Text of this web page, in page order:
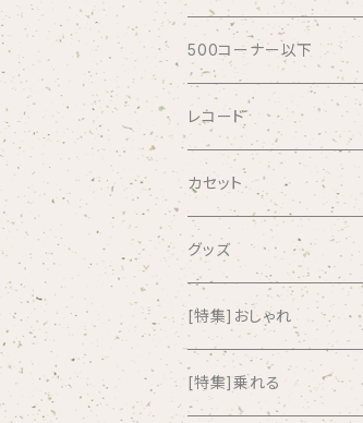
AFRICA
AGU
AIRCRAFT
airlie
AKUTAGAWA FANCLUB
ALKASILKA
500コーナー以下
レコード
カセット
グッズ
[特集]おしゃれ
[特集]乗れる